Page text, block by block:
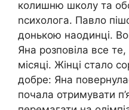
колишню школу та
nсихолога. Павло
донькою наодинці.
Яна розповіла все
місяці. Жінці стало
добре: Яна
почала отримувати